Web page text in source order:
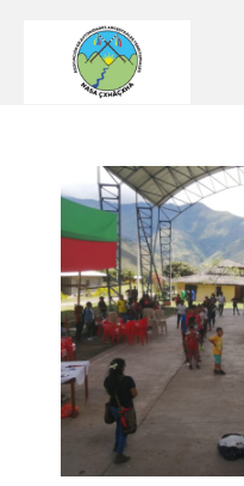
contenido